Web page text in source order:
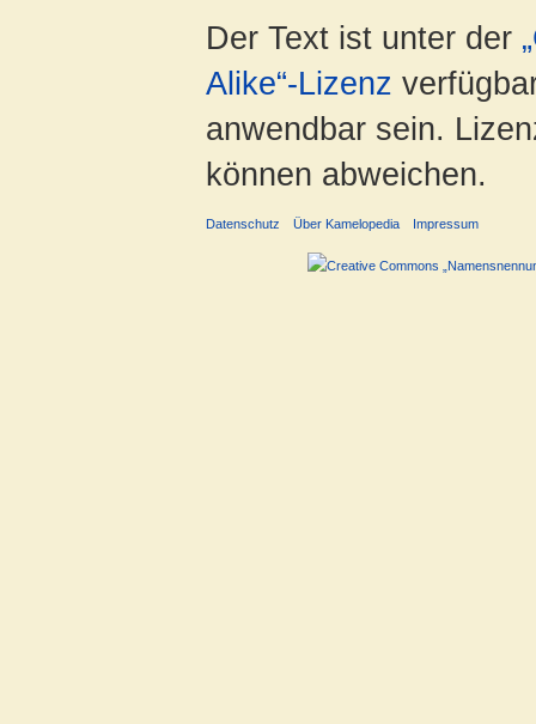
Der Text ist unter der
Alike“-Lizenz
anwendbar sein.
können abweichen.
Datenschutz Über Kamelopedia Impressum